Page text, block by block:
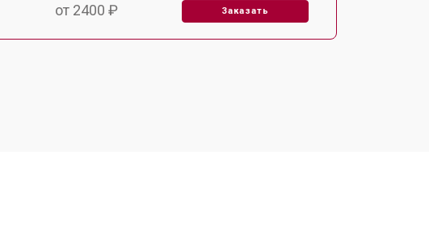
от 2400 ₽ Заказать